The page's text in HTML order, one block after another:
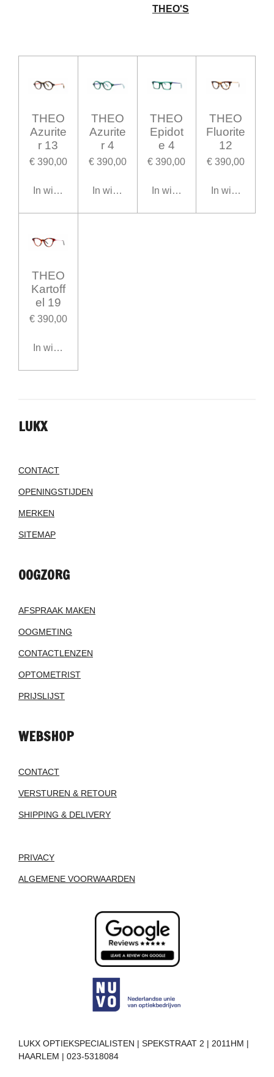
THEO'S
THEO
Azurite
r 13
€ 390,00
In winkelwagen
THEO
Azurite
r 4
€ 390,00
In winkelwagen
THEO
Epidot
e 4
€ 390,00
In winkelwagen
THEO
Fluorite
12
€ 390,00
In
THEO
Kartoff
el 19
€ 390,00
In winkelwagen
LUKX
CONTACT
OPENINGSTIJDEN
MERKEN
SITEMAP
OOGZORG
AFSPRAAK MAKEN
OOGMETING
CONTACTLENZEN
OPTOMETRIST
PRIJSLIJST
WEBSHOP
CONTACT
VERSTUREN & RETOUR
SHIPPING & DELIVERY
PRIVACY
ALGEMENE VOORWAARDEN
LUKX OPTIEKSPECIALISTEN | SPEKSTRAAT 2 | 2011HM |
HAARLEM | 023-5318084